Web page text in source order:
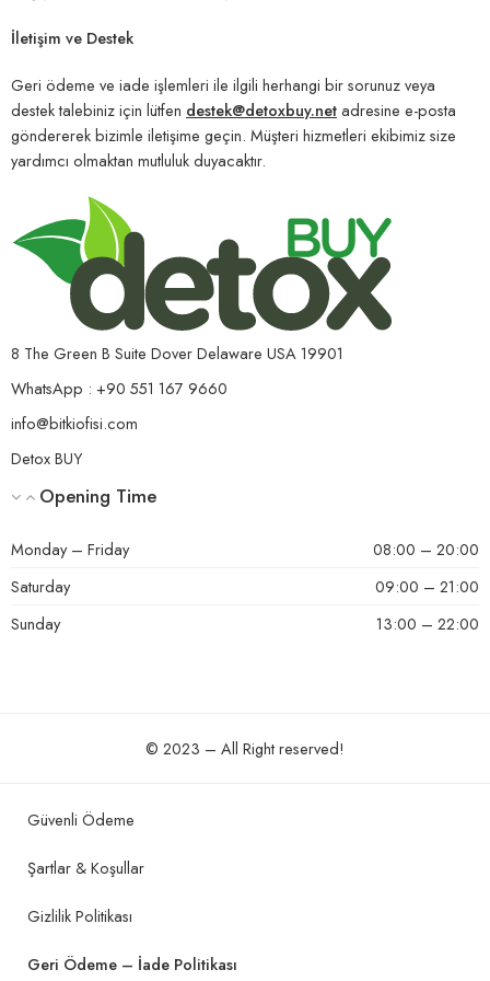
İletişim ve Destek
Geri ödeme ve iade işlemleri ile ilgili herhangi bir sorunuz veya
destek talebiniz için lütfen destek@detoxbuy.netadresine e-posta
göndererek bizimle iletişime geçin. Müşteri hizmetleri ekibimiz size
yardımcı olmaktan mutluluk duyacaktır.
8 The Green B Suite Dover Delaware USA 19901
WhatsApp : +90 551 167 9660
info@bitkiofisi.com
Detox BUY
Opening Time
Monday – Friday
08:00 – 20:00
Saturday
09:00 – 21:00
Sunday
13:00 – 22:00
© 2023 – All Right reserved!
Güvenli Ödeme
Şartlar & Koşullar
Gizlilik Politikası
Geri Ödeme – İade Politikası